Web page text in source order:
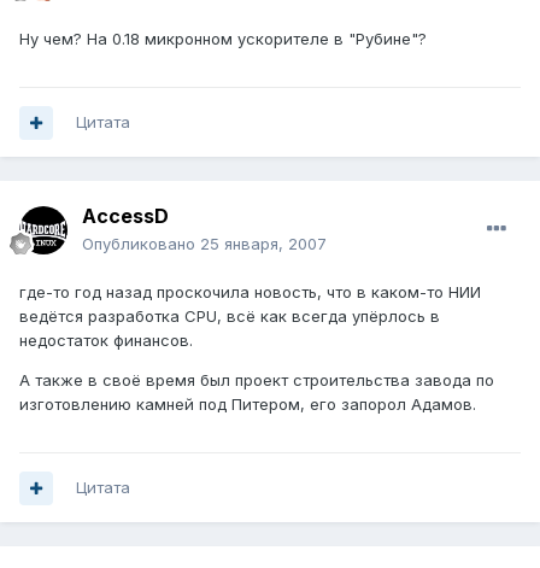
Ну чем? На 0.18 микронном ускорителе в "Рубине"?
Цитата
AccessD
Опубликовано 25 января, 2007
где-то год назад проскочила новость, что в каком-то НИИ
ведётся разработка CPU, всё как всегда упёрлось в
недостаток финансов.
А также в своё время был проект строительства завода по
изготовлению камней под Питером, его запорол Адамов.
Цитата